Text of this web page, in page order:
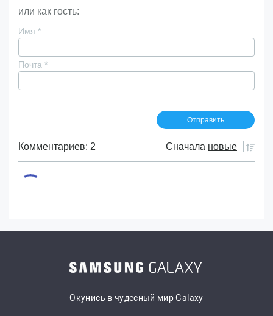
или как гость:
Имя *
Почта *
Комментариев: 2 Сначала новые
Окунись в чудесный мир Galaxy